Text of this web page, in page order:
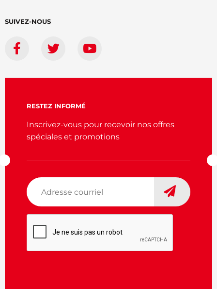
SUIVEZ-NOUS
RESTEZ INFORMÉ
Inscrivez-vous pour recevoir nos offres
spéciales et promotions
Adresse
courriel